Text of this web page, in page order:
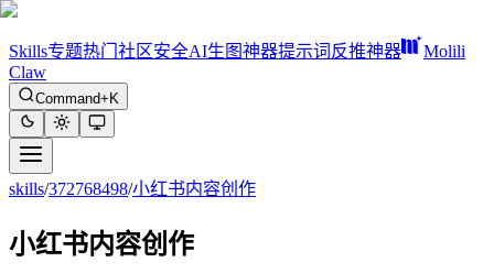
Skills专题热门 社区安全AI生图神器提示词反推神器
Molili
Claw
Command+K
skills/372768498/小红书内容创作
小红书内容创作